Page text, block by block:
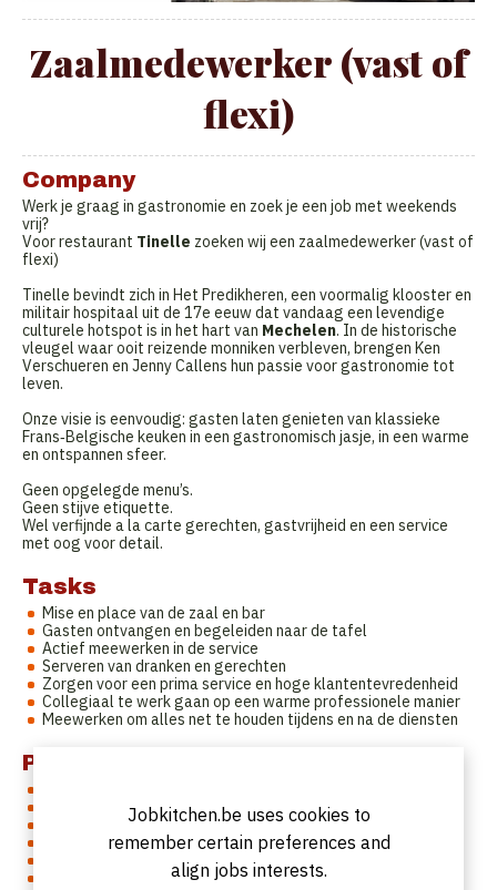
Zaalmedewerker (vast of
flexi)
Company
Werk je graag in gastronomie en zoek je een job met weekends
vrij?
Voor restaurant Tinelle zoeken wij een zaalmedewerker (vast of
flexi)
Tinelle bevindt zich in Het Predikheren, een voormalig klooster en
militair hospitaal uit de 17e eeuw dat vandaag een levendige
culturele hotspot is in het hart van Mechelen. In de historische
vleugel waar ooit reizende monniken verbleven, brengen Ken
Verschueren en Jenny Callens hun passie voor gastronomie tot
leven.
Onze visie is eenvoudig: gasten laten genieten van klassieke
Frans‑Belgische keuken in een gastronomisch jasje, in een warme
en ontspannen sfeer.
Geen opgelegde menu’s.
Geen stijve etiquette.
Wel verfijnde a la carte gerechten, gastvrijheid en een service
met oog voor detail.
Tasks
Mise en place van de zaal en bar
Gasten ontvangen en begeleiden naar de tafel
Actief meewerken in de service
Serveren van dranken en gerechten
Zorgen voor een prima service en hoge klantentevredenheid
Collegiaal te werk gaan op een warme professionele manier
Meewerken om alles net te houden tijdens en na de diensten
Profile
Basis ervaring en de wil om bij te leren
een echte teamplayer is
vriendelijk en klantgericht
verzorgd voorkomen
kennis van Engels en Frans zijn een groot pluspunt
Jobkitchen.be uses cookies to
remember certain preferences and
align jobs interests.